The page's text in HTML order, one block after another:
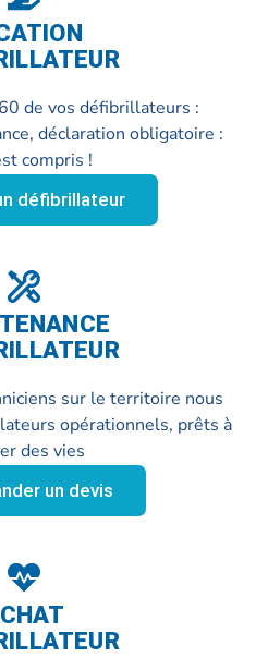
de vos défibrillateurs :
déclaration obligatoire :
compris !
défibrillateur
sur le territoire nous
opérationnels, prêts à
des vies
un devis